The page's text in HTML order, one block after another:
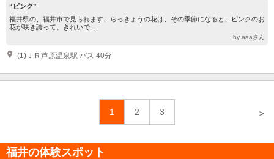
“ピンク”
福井県の、福井市で見られます、らっきょうの花は、その季節になると、ピンクのお
花が咲き誇って、きれいで...
by aaaさん
(1)ＪＲ芦原温泉駅 バス 40分
1 2 3 ＞
福井の体験スポット